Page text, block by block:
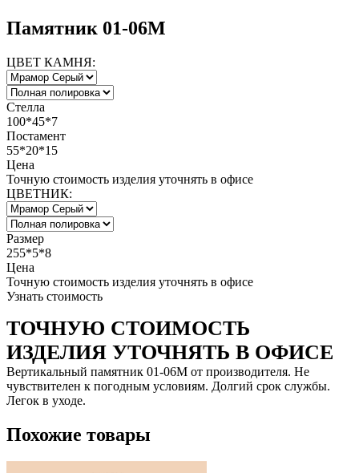
Памятник 01-06М
ЦВЕТ КАМНЯ:
Стелла
100*45*7
Постамент
55*20*15
Цена
Точную стоимость изделия уточнять в офисе
ЦВЕТНИК:
Размер
255*5*8
Цена
Точную стоимость изделия уточнять в офисе
Узнать стоимость
ТОЧНУЮ СТОИМОСТЬ
ИЗДЕЛИЯ УТОЧНЯТЬ В ОФИСЕ
Вертикальный памятник 01-06М от производителя. Не
чувствителен к погодным условиям. Долгий срок службы.
Легок в уходе.
Похожие товары